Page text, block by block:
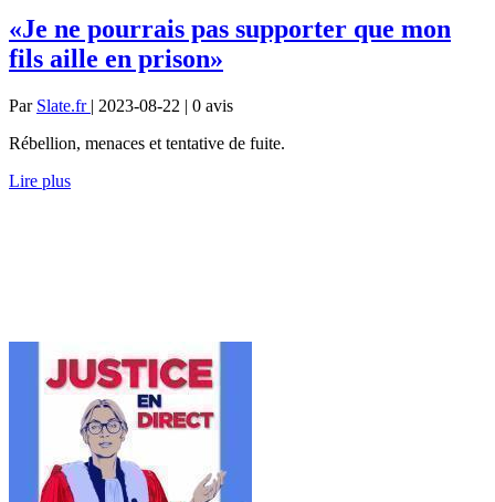
«Je ne pourrais pas supporter que mon
fils aille en prison»
Par Slate.fr | 2023-08-22 | 0 avis
Rébellion, menaces et tentative de fuite.
Lire plus